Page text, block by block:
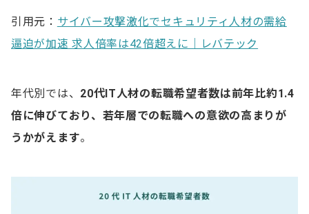
引用元： サイバー攻撃激化でセキュリティ人材の需給
逼迫が加速 求人倍率は42倍超えに｜レバテック
年代別では、 20代IT人材の転職希望者数は前年比約1.4
倍に伸びており、若年層での転職への意欲の高まりが
うかがえます。